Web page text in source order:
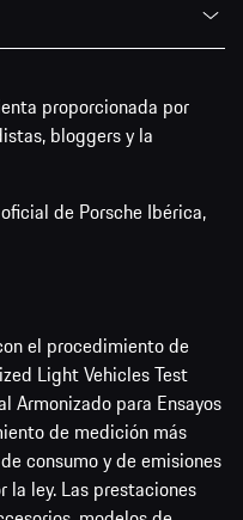
proporcionada por
bloggers y la
de Porsche Ibérica,
el procedimiento de
Light Vehicles Test
Armonizado para Ensayos
de medición más
consumo y de emisiones
la ley. Las prestaciones